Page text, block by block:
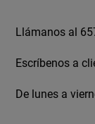
Llámanos al
Escríbenos a
De lunes a